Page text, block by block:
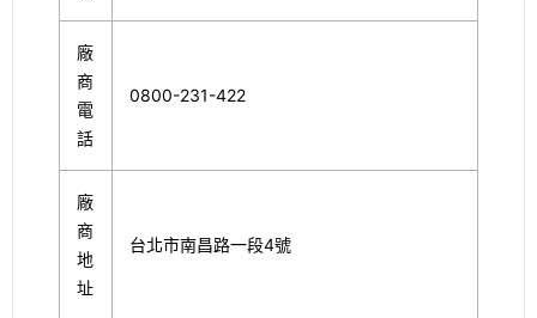
廠
商
電
話
0800-231-422
廠
商
地
址
台北市南昌路一段4號